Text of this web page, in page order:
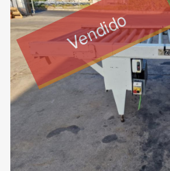
Vendido